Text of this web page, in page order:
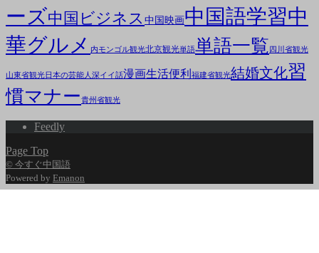
ーズ中国ビジネス 中国映画中国語学習中
華グルメ
内モンゴル観光北京観光単語単語一覧 四川省観光
山東省観光日本の芸能人 深イイ話漫画生活便利 福建省観光結婚文化習
慣マナー貴州省観光
Feedly
Page Top
© 今すぐ中国語
Powered by Emanon